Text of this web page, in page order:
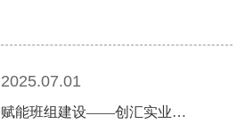
2025.07.01
赋能班组建设——创汇实业…